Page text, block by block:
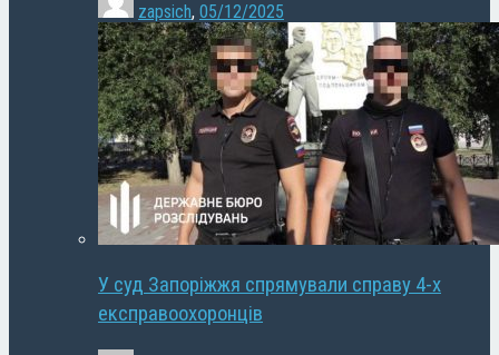
zapsich, 05/12/2025
У суд Запоріжжя спрямували справу 4-х
експравоохоронців